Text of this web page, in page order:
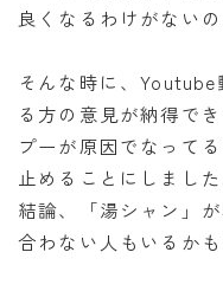
良くなるわけがないの
そんな時に、
る方の意見が納得で
プーが原因でなって
止めることにしました
結論、「湯シャン」
合わない人もいるか